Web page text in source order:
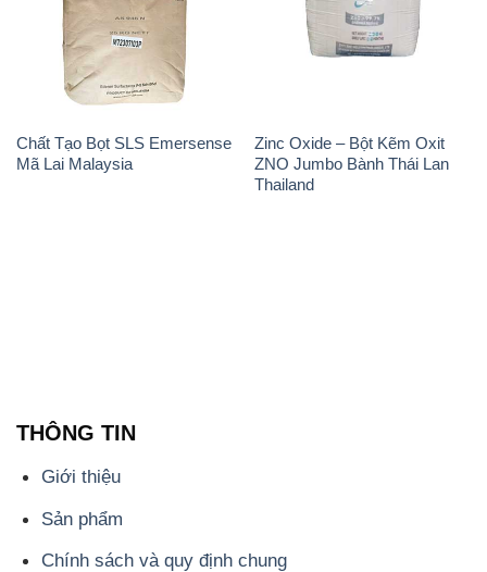
Chất Tạo Bọt SLS Emersense
Mã Lai Malaysia
Zinc Oxide – Bột Kẽm Oxit
ZNO Jumbo Bành Thái Lan
Thailand
THÔNG TIN
Giới thiệu
Sản phẩm
Chính sách và quy định chung